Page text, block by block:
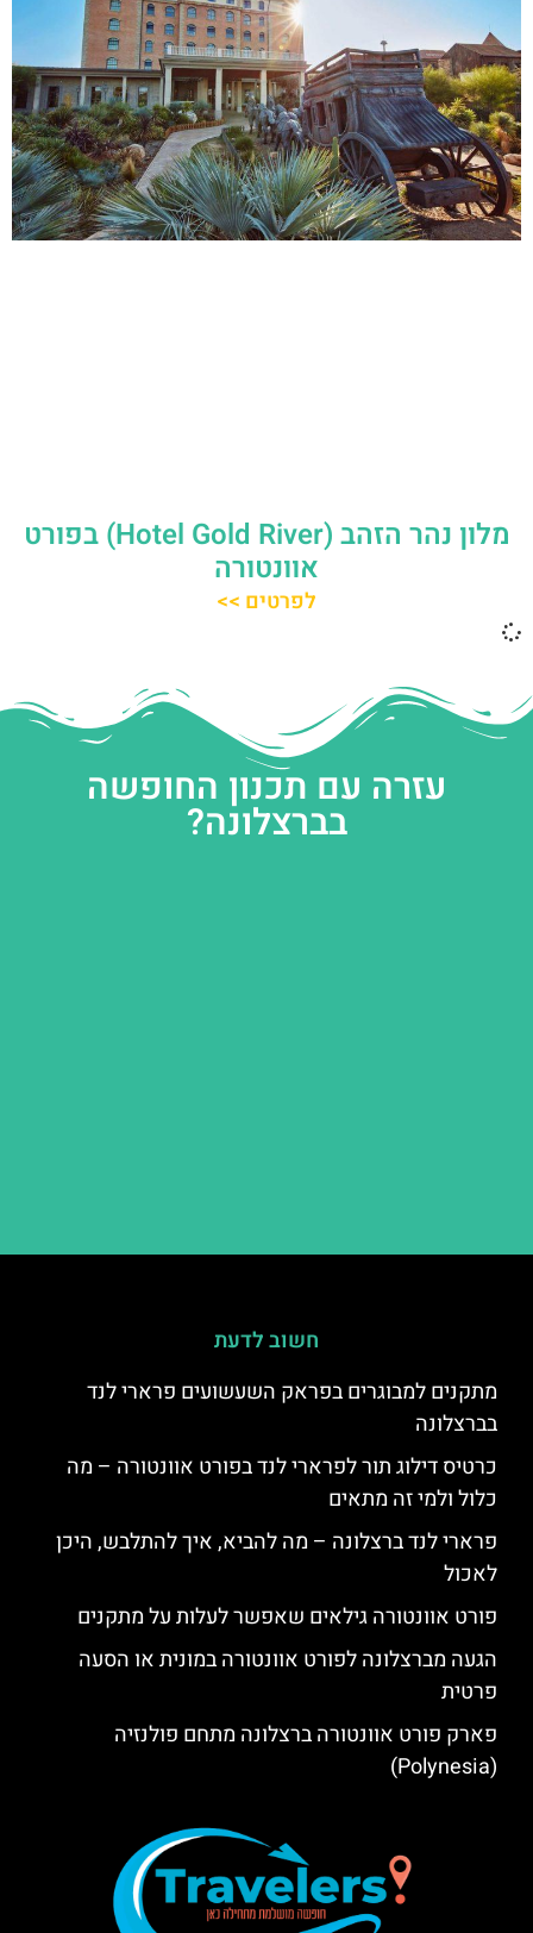
מלון נהר הזהב (Hotel Gold River) בפורט
אוונטורה
לפרטים >>
עזרה עם תכנון החופשה
בברצלונה?
חשוב לדעת
מתקנים למבוגרים בפראק השעשועים פרארי לנד
בברצלונה
כרטיס דילוג תור לפרארי לנד בפורט אוונטורה – מה
כלול ולמי זה מתאים
פרארי לנד ברצלונה – מה להביא, איך להתלבש, היכן
לאכול
פורט אוונטורה גילאים שאפשר לעלות על מתקנים
הגעה מברצלונה לפורט אוונטורה במונית או הסעה
פרטית
פארק פורט אוונטורה ברצלונה מתחם פולנזיה
(Polynesia)